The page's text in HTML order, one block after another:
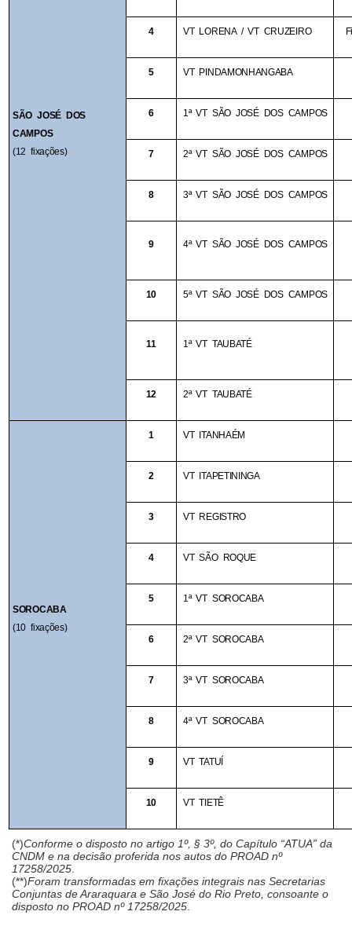
SÃO JOSÉ DOS
CAMPOS
(12 fixações)
4 VT LORENA / VT CRUZEIRO
5 VT PINDAMONHANGABA
6 1ª VT SÃO JOSÉ DOS CAMPOS
7 2ª VT SÃO JOSÉ DOS CAMPOS
8 3ª VT SÃO JOSÉ DOS CAMPOS
9 4ª VT SÃO JOSÉ DOS CAMPOS
10 5ª VT SÃO JOSÉ DOS CAMPOS
11 1ª VT TAUBATÉ
12 2ª VT TAUBATÉ
SOROCABA
(10 fixações)
1 VT ITANHAÉM
2 VT ITAPETININGA
3 VT REGISTRO
4 VT SÃO ROQUE
5 1ª VT SOROCABA
6 2ª VT SOROCABA
7 3ª VT SOROCABA
8 4ª VT SOROCABA
9 VT TATUÍ
10 VT TIETÊ
(*)Conforme o disposto no artigo 1º, § 3º, do Capítulo “ATUA” da
CNDM e na decisão proferida nos autos do PROAD nº
17258/2025
(**)Foram transformadas em fixações integrais nas Secretarias
Conjuntas de Araraquara e São José do Rio Preto, consoante o
disposto no PROAD nº 17258/2025